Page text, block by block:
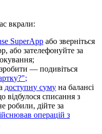
ас вкрали:
SuperApp або зверніться
, або зателефонуйте за
окування;
зробити — подивіться
ртку?";
доступну суму на балансі
о відбулося списання з
е робили, дійте за
йснював операцій з